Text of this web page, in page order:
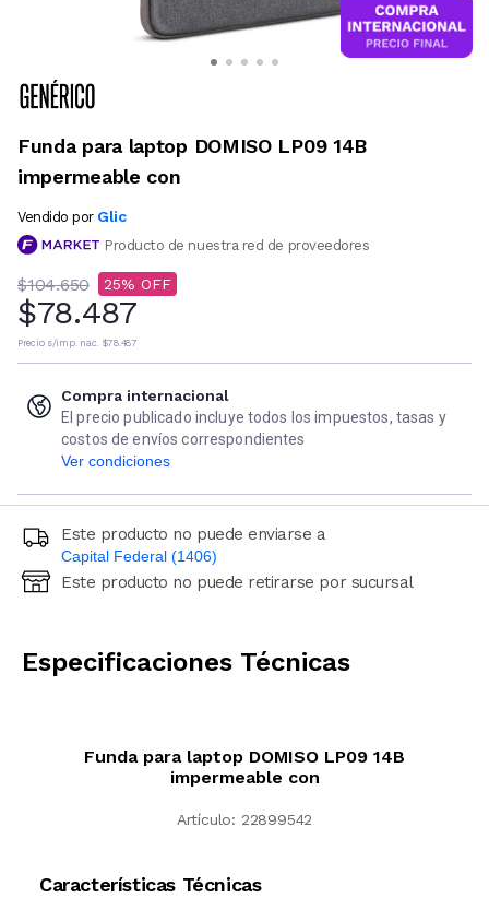
Funda para laptop DOMISO LP09 14B
impermeable con
Vendido por Glic
Producto de nuestra red de proveedores
$104.650 25
$78.487
Precio s/imp. nac. $78.487
Compra internacional
El precio publicado incluye todos los impuestos, tasas y
costos de envíos correspondientes
Ver condiciones
Este producto no puede enviarse a
Capital Federal (1406)
Ingresá código postal (sólo números)
Este producto no puede retirarse por sucursal
Especificaciones Técnicas
Funda para laptop DOMISO LP09 14B
impermeable con
Artículo: 22899542
Características Técnicas